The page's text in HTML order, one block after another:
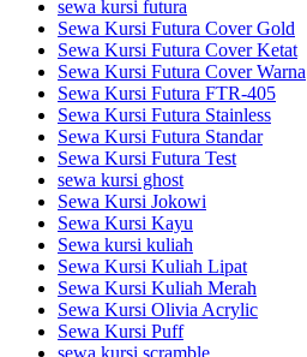
sewa kursi futura
Sewa Kursi Futura Cover Gold
Sewa Kursi Futura Cover Ketat
Sewa Kursi Futura Cover Warna
Sewa Kursi Futura FTR-405
Sewa Kursi Futura Stainless
Sewa Kursi Futura Standar
Sewa Kursi Futura Test
sewa kursi ghost
Sewa Kursi Jokowi
Sewa Kursi Kayu
Sewa kursi kuliah
Sewa Kursi Kuliah Lipat
Sewa Kursi Kuliah Merah
Sewa Kursi Olivia Acrylic
Sewa Kursi Puff